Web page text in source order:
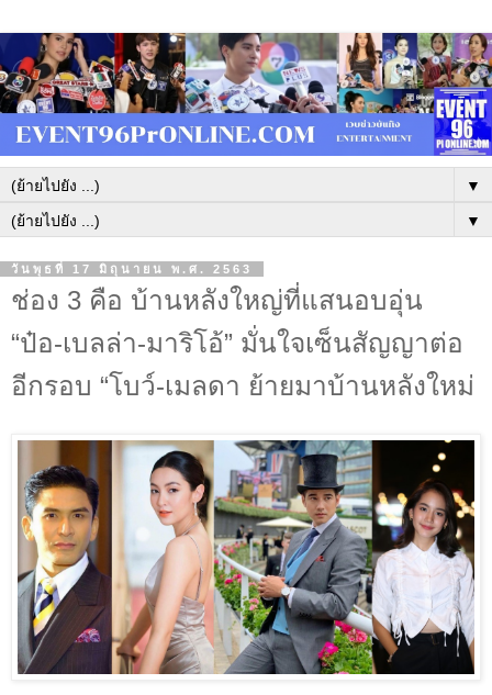
▼
▼
วันพุธที่ 17 มิถุนายน พ.ศ. 2563
ช่อง 3 คือ บ้านหลังใหญ่ที่แสนอบอุ่น
“ป๋อ-เบลล่า-มาริโอ้” มั่นใจเซ็นสัญญาต่อ
อีกรอบ “โบว์-เมลดา ย้ายมาบ้านหลังใหม่